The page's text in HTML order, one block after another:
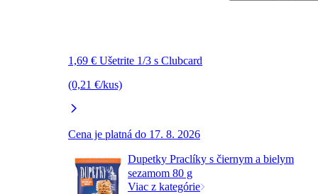
1,69 € Ušetrite 1/3 s Clubcard
(0,21 €/kus)
Cena je platná do 17. 8. 2026
Dupetky Praclíky s čiernym a bielym
sezamom 80 g
Viac z kategórie